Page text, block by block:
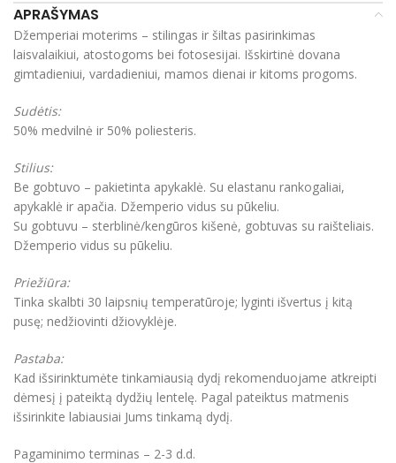
APRAŠYMAS
Džemperiai moterims – stilingas ir šiltas pasirinkimas
laisvalaikiui, atostogoms bei fotosesijai. Išskirtinė dovana
gimtadieniui, vardadieniui, mamos dienai ir kitoms progoms.
Sudėtis:
50% medvilnė ir 50% poliesteris.
Stilius:
Be gobtuvo – pakietinta apykaklė. Su elastanu rankogaliai,
apykaklė ir apačia. Džemperio vidus su pūkeliu.
Su gobtuvu – sterblinė/kengūros kišenė, gobtuvas su raišteliais.
Džemperio vidus su pūkeliu.
Priežiūra:
Tinka skalbti 30 laipsnių temperatūroje; lyginti išvertus į kitą
pusę; nedžiovinti džiovyklėje.
Pastaba:
Kad išsirinktumėte tinkamiausią dydį rekomenduojame atkreipti
dėmesį į pateiktą dydžių lentelę. Pagal pateiktus matmenis
išsirinkite labiausiai Jums tinkamą dydį.
Pagaminimo terminas – 2-3 d.d.